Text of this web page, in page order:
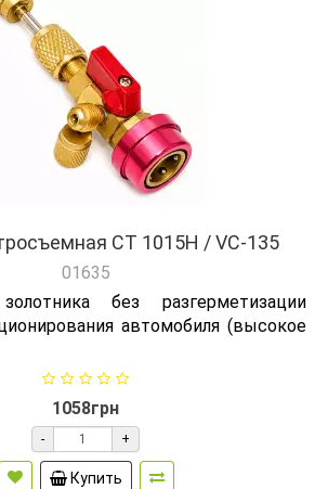
CT 1015H / VC-135
01635
без разгерметизации
автомобиля (высокое
1058грн
- +
Купить